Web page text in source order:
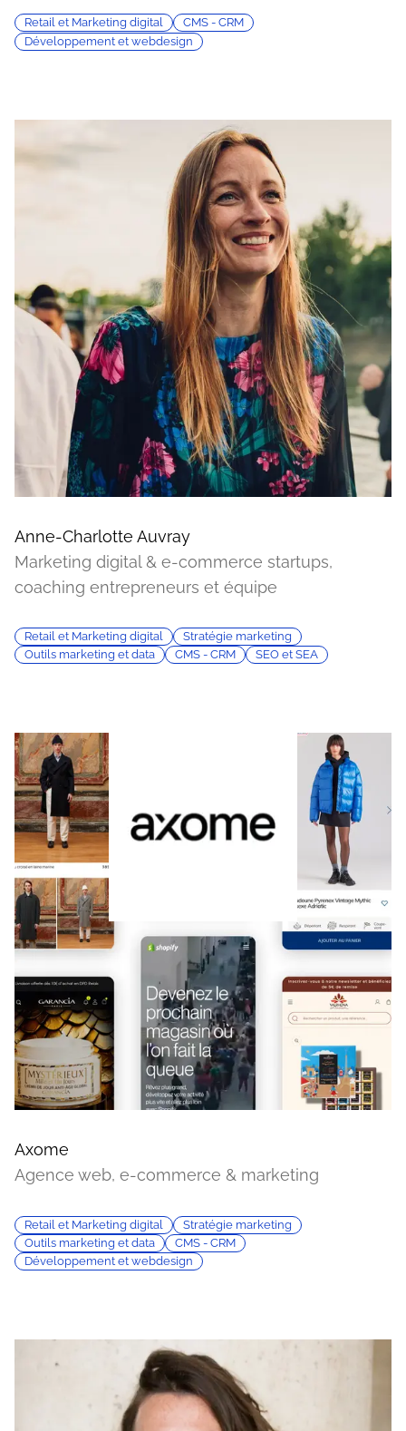
Retail et Marketing digital
CMS - CRM
Développement et webdesign
Anne-Charlotte Auvray
Marketing digital & e-commerce startups,
coaching entrepreneurs et équipe
Retail et Marketing digital
Stratégie marketing
Outils marketing et data
CMS - CRM SEO et SEA
Axome
Agence web, e-commerce & marketing
Retail et Marketing digital
Stratégie marketing
Outils marketing et data
CMS - CRM
Développement et webdesign